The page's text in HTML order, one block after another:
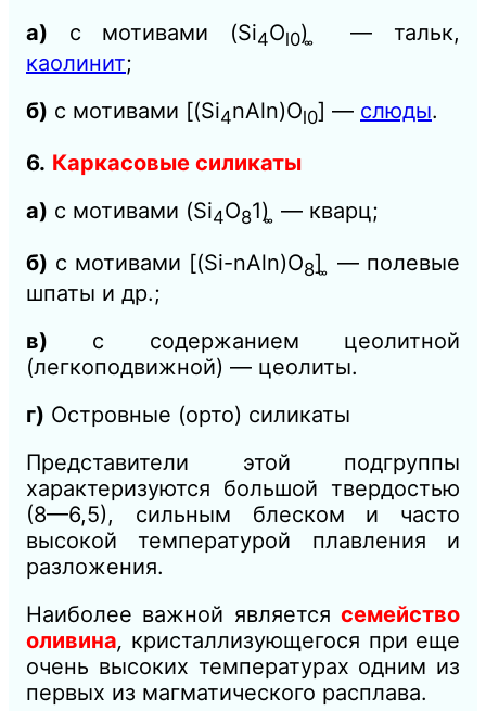
а)
с мотивами (Si4Ol0) ͚ — тальк,
каолинит;
б) с мотивами [(Si4nAln)Ol0] — слюды.
6. Каркасовые силикаты
а) с мотивами (Si4O81) ͚ — кварц;
б) с мотивами [(Si-nAln)O8] ͚ — полевые
шпаты и др.;
в)
с содержанием цеолитной
(легкоподвижной) — цеолиты.
г) Островные (орто) силикаты
Представители этой подгруппы
характеризуются большой твердостью
(8—6,5), сильным блеском и часто
высокой температурой плавления и
разложения.
Наиболее важной является семейство
оливина, кристаллизующегося при еще
очень высоких температурах одним из
первых из магматического расплава.